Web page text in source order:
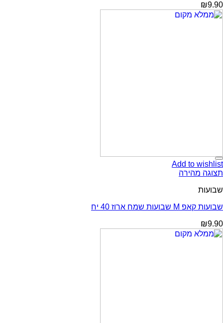
₪9.90
Add to wishlist
תצוגה מהירה
שבועות
שבועות קאפ M שבועות שמח ארוז 40 יח
₪9.90